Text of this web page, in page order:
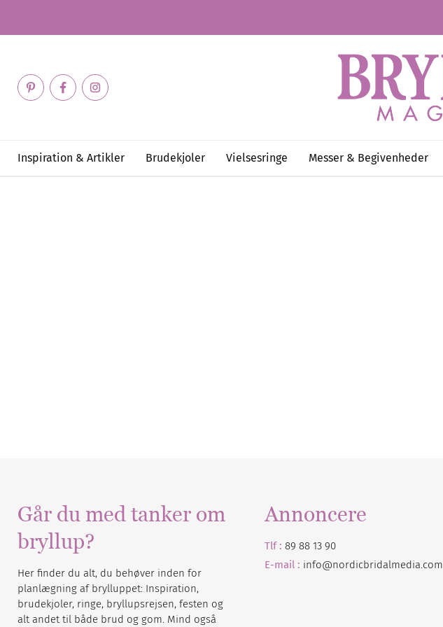
Inspiration & Artikler Brudekjoler Vielsesringe Messer & Begivenheder
Går du med tanker om
bryllup?
Her finder du alt, du behøver inden for
planlægning af brylluppet: Inspiration,
brudekjoler, ringe, bryllupsrejsen, festen og
alt andet til både brud og gom. Mind også
Annoncere
Tlf : 89 88 13 90
E-mail : info@nordicbridalmedia.com